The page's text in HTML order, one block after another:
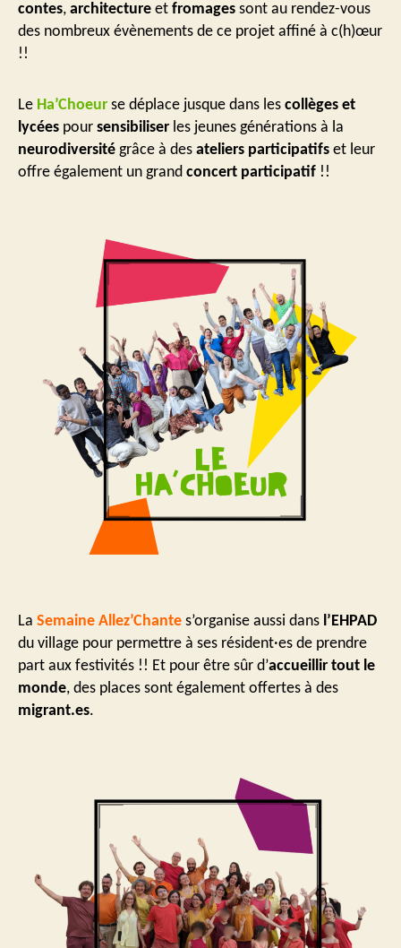
contes, architecture et fromages sont au rendez-vous
des nombreux évènements de ce projet affiné à c(h)œur
!!
Le Ha’Choeur se déplace jusque dans les collèges et
lycées pour sensibiliser les jeunes générations à la
neurodiversité grâce à des ateliers participatifs et leur
offre également un grand concert participatif !!
La Semaine Allez’Chante s’organise aussi dans l’EHPAD
du village pour permettre à ses résident·es de prendre
part aux festivités !! Et pour être sûr d’accueillir tout le
monde, des places sont également offertes à des
migrant.es.